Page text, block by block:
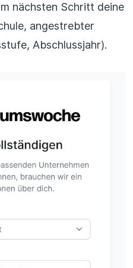
nächsten Schritt deine
angestrebter
Abschlussjahr).